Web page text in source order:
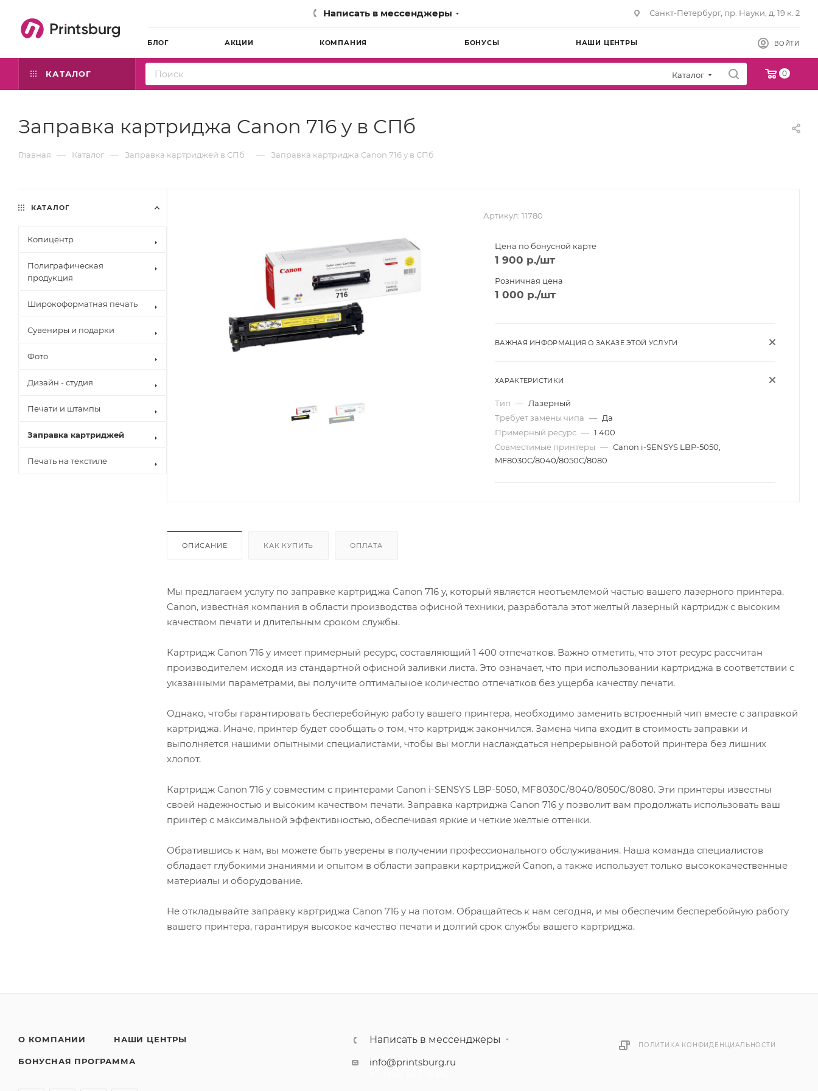
Написать в мессенджеры Санкт-Петербург, пр. Науки, д. 19 к. 2
БЛОГ АКЦИИ КОМПАНИЯ БОНУСЫ НАШИ ЦЕНТРЫ ВОЙТИ
КАТАЛОГ Каталог 0
Заправка картриджа Canon 716 y в СПб
Главная — Каталог — Заправка картриджей в СПб — Заправка картриджа Canon 716 y в СПб
Артикул: 11780
Цена по бонусной карте
1 900 р./шт
Розничная цена
1 000 р./шт
ВАЖНАЯ ИНФОРМАЦИЯ О ЗАКАЗЕ ЭТОЙ УСЛУГИ
ХАРАКТЕРИСТИКИ
Тип — Лазерный
Требует замены чипа — Да
Примерный ресурс — 1 400
Совместимые принтеры — Canon i-SENSYS LBP-5050,
MF8030C/8040/8050C/8080
ОПИСАНИЕ КАК КУПИТЬ ОПЛАТА
Мы предлагаем услугу по заправке картриджа Canon 716 y, который является неотъемлемой частью вашего лазерного принтера.
Canon, известная компания в области производства офисной техники, разработала этот желтый лазерный картридж с высоким
качеством печати и длительным сроком службы.
Картридж Canon 716 y имеет примерный ресурс, составляющий 1 400 отпечатков. Важно отметить, что этот ресурс рассчитан
производителем исходя из стандартной офисной заливки листа. Это означает, что при использовании картриджа в соответствии с
указанными параметрами, вы получите оптимальное количество отпечатков без ущерба качеству печати.
Однако, чтобы гарантировать бесперебойную работу вашего принтера, необходимо заменить встроенный чип вместе с заправкой
картриджа. Иначе, принтер будет сообщать о том, что картридж закончился. Замена чипа входит в стоимость заправки и
выполняется нашими опытными специалистами, чтобы вы могли наслаждаться непрерывной работой принтера без лишних
хлопот.
Картридж Canon 716 y совместим с принтерами Canon i-SENSYS LBP-5050, MF8030C/8040/8050C/8080. Эти принтеры известны
своей надежностью и высоким качеством печати. Заправка картриджа Canon 716 y позволит вам продолжать использовать ваш
принтер с максимальной эффективностью, обеспечивая яркие и четкие желтые оттенки.
Обратившись к нам, вы можете быть уверены в получении профессионального обслуживания. Наша команда специалистов
обладает глубокими знаниями и опытом в области заправки картриджей Canon, а также использует только высококачественные
материалы и оборудование.
Не откладывайте заправку картриджа Canon 716 y на потом. Обращайтесь к нам сегодня, и мы обеспечим бесперебойную работу
вашего принтера, гарантируя высокое качество печати и долгий срок службы вашего картриджа.
КАТАЛОГ
Копицентр
Полиграфическая
продукция
Широкоформатная печать
Сувениры и подарки
Фото
Дизайн - студия
Печати и штампы
Заправка картриджей
Kyocera
Pantum
Ricoh
Samsung
Xerox
Печать на текстиле
О КОМПАНИИ НАШИ ЦЕНТРЫ
БОНУСНАЯ ПРОГРАММА
Написать в мессенджеры
info@printsburg.ru
ПОЛИТИКА КОНФИДЕНЦИАЛЬНОСТИ